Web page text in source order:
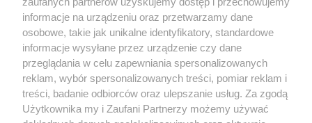
Gliwice z rabatami do 70%. Salon optyczny
OUTLY już otwarty
4 / 6
Katowice
Gliwice
Zabrze
informacje na urządzeniu oraz przetwarzamy dane
osobowe, takie jak unikalne identyfikatory, standardowe
informacje wysyłane przez urządzenie czy dane
przeglądania w celu zapewniania spersonalizowanych
reklam, wybór spersonalizowanych treści, pomiar reklam i
treści, badanie odbiorców oraz ulepszanie usług. Za zgodą
Użytkownika my i Zaufani Partnerzy możemy używać